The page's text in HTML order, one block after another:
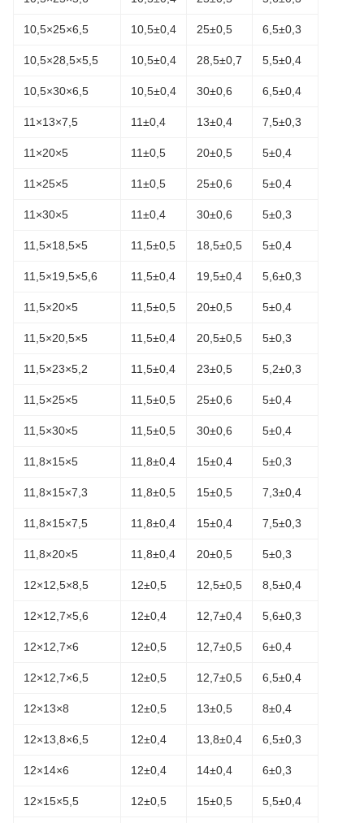
10,5×25×6,5 10,5±0,4 25±0,5 6,5±0,3
10,5×28,5×5,5 10,5±0,4 28,5±0,7 5,5±0,4
10,5×30×6,5 10,5±0,4 30±0,6 6,5±0,4
11×13×7,5 11±0,4 13±0,4 7,5±0,3
11×20×5 11±0,5 20±0,5 5±0,4
11×25×5 11±0,5 25±0,6 5±0,4
11×30×5 11±0,4 30±0,6 5±0,3
11,5×18,5×5 11,5±0,5 18,5±0,5 5±0,4
11,5×19,5×5,6 11,5±0,4 19,5±0,4 5,6±0,3
11,5×20×5 11,5±0,5 20±0,5 5±0,4
11,5×20,5×5 11,5±0,4 20,5±0,5 5±0,3
11,5×23×5,2 11,5±0,4 23±0,5 5,2±0,3
11,5×25×5 11,5±0,5 25±0,6 5±0,4
11,5×30×5 11,5±0,5 30±0,6 5±0,4
11,8×15×5 11,8±0,4 15±0,4 5±0,3
11,8×15×7,3 11,8±0,5 15±0,5 7,3±0,4
11,8×15×7,5 11,8±0,4 15±0,4 7,5±0,3
11,8×20×5 11,8±0,4 20±0,5 5±0,3
12×12,5×8,5 12±0,5 12,5±0,5 8,5±0,4
12×12,7×5,6 12±0,4 12,7±0,4 5,6±0,3
12×12,7×6 12±0,5 12,7±0,5 6±0,4
12×12,7×6,5 12±0,5 12,7±0,5 6,5±0,4
12×13×8 12±0,5 13±0,5 8±0,4
12×13,8×6,5 12±0,4 13,8±0,4 6,5±0,3
12×14×6 12±0,4 14±0,4 6±0,3
12×15×5,5 12±0,5 15±0,5 5,5±0,4